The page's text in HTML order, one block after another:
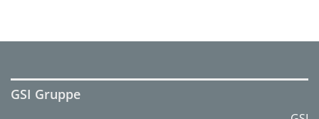
GSI Gruppe